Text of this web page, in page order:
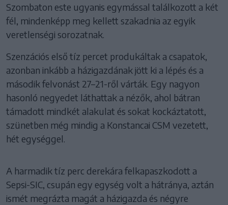
Szombaton este ugyanis egymással találkozott a két
fél, mindenképp meg kellett szakadnia az egyik
veretlenségi sorozatnak.
Szenzációs első tíz percet produkáltak a csapatok,
azonban inkább a házigazdának jött ki a lépés és a
második felvonást 27–21-ről várták. Egy nagyon
hasonló negyedet láthattak a nézők, ahol bátran
támadott mindkét alakulat és sokat kockáztatott,
szünetben még mindig a Konstancai CSM vezetett,
hét egységgel.
A harmadik tíz perc derekára felkapaszkodott a
Sepsi-SIC, csupán egy egység volt a hátránya, aztán
ismét megrázta magát a házigazda és négyre